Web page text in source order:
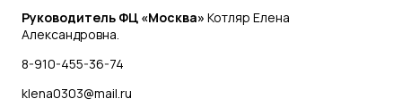
Руководитель ФЦ «Москва» Котляр Елена
Александровна.
8-910-455-36-74
klena0303@mail.ru